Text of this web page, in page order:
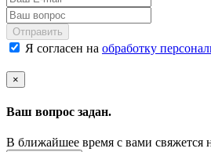
Отправить
Я согласен на обработку
×
Ваш вопрос задан.
В ближайшее время с вами свяжется